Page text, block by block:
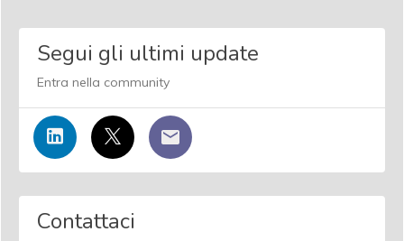
Segui gli ultimi update
Entra nella community
Contattaci